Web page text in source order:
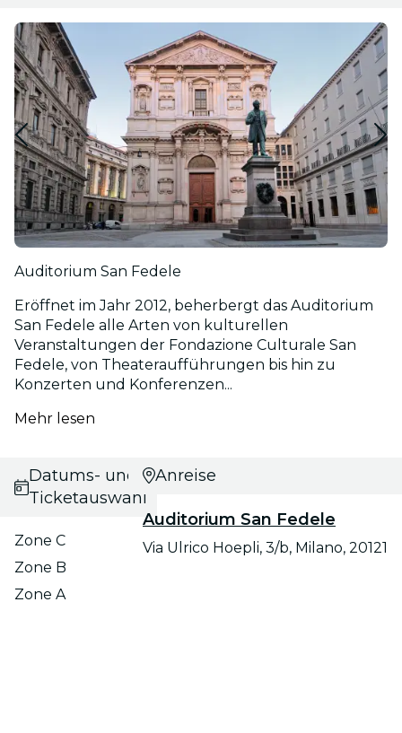
Auditorium San Fedele
Eröffnet im Jahr 2012, beherbergt das Auditorium
San Fedele alle Arten von kulturellen
Veranstaltungen der Fondazione Culturale San
Fedele, von Theateraufführungen bis hin zu
Konzerten und Konferenzen...
Mehr lesen
Datums- und
Ticketauswahl
Zone C
Zone B
Zone A
Anreise
Auditorium San Fedele
Via Ulrico Hoepli, 3/b, Milano, 20121